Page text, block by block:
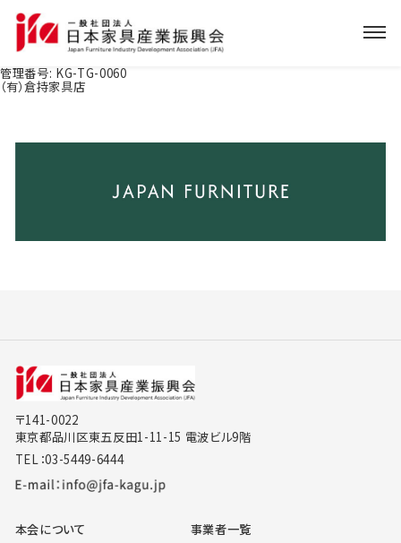
管理番号: KG-TG-0060
（有）倉持家具店
〒141-0022
東京都品川区東五反田1-11-15 電波ビル9階
TEL：03-5449-6444
本会について
事業者一覧